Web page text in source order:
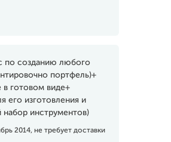
по созданию любого
портфель)+
в готовом виде+
его изготовления и
инструментов)
2014, не требует доставки